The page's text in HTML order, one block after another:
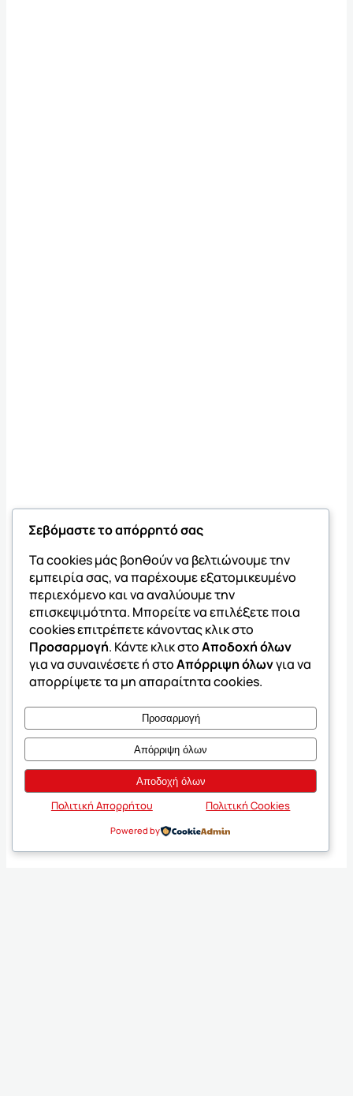
Σεβόμαστε το απόρρητό σας
Τα cookies μάς βοηθούν να βελτιώνουμε την
εμπειρία σας, να παρέχουμε εξατομικευμένο
περιεχόμενο και να αναλύουμε την
επισκεψιμότητα. Μπορείτε να επιλέξετε ποια
cookies επιτρέπετε κάνοντας κλικ στο
Προσαρμογή. Κάντε κλικ στοΑποδοχή όλων
για να συναινέσετε ή στοΑπόρριψη όλωνγια να
απορρίψετε τα μη απαραίτητα cookies.
Προσαρμογή
Απόρριψη όλων
Αποδοχή όλων
Πολιτική Απορρήτου Πολιτική Cookies
Powered by